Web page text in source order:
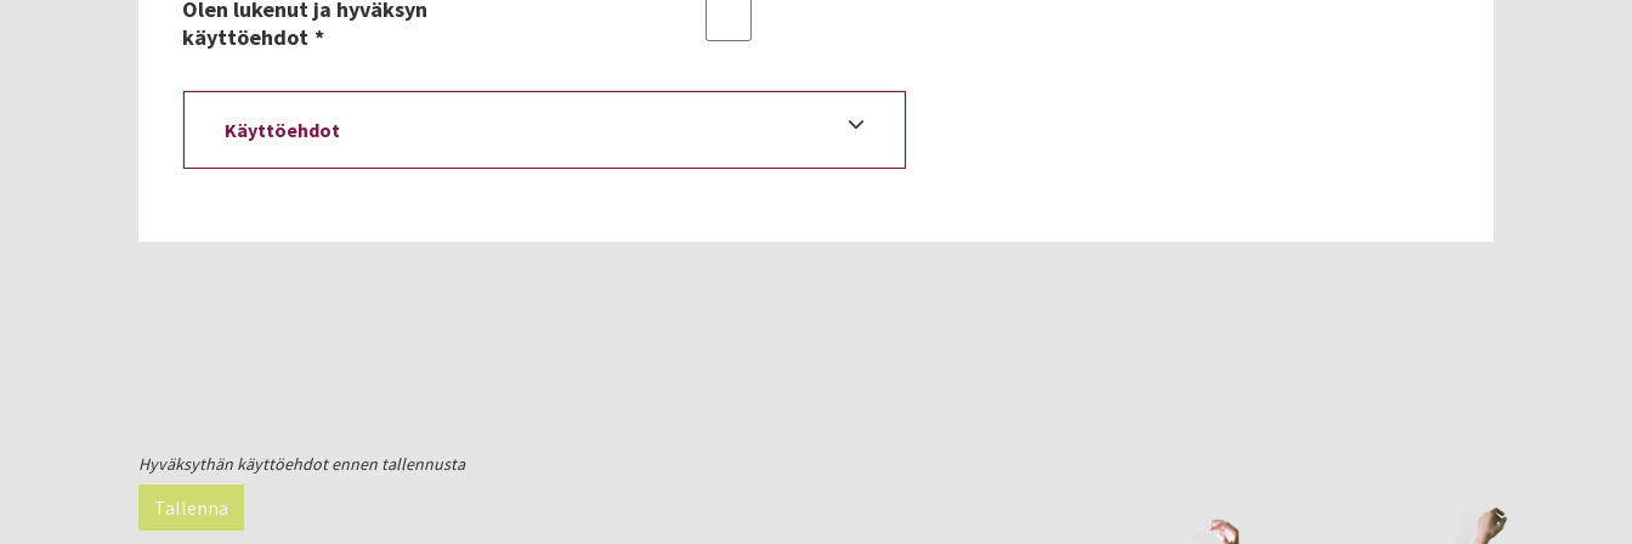
Olen lukenut ja hyväksyn
käyttöehdot
Käyttöehdot
Hyväksythän käyttöehdot ennen tallennusta